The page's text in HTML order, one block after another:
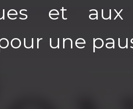
et aux
une